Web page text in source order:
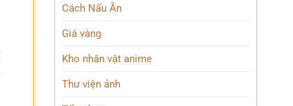
Cách Nấu Ăn
Giá vàng
Kho nhân vật anime
Thư viện ảnh